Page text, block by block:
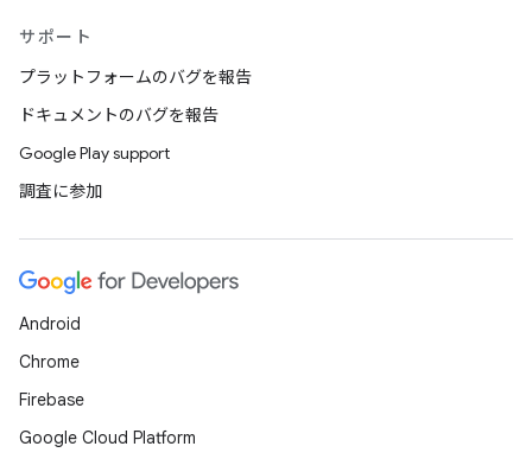
サポート
プラットフォームのバグを報告
ドキュメントのバグを報告
Google Play support
調査に参加
Android
Chrome
Firebase
Google Cloud Platform